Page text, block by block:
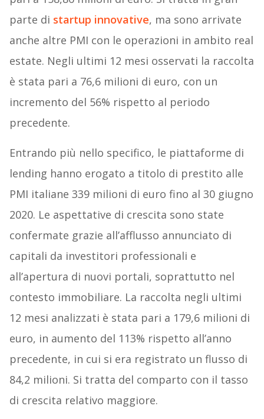
parte di startup innovative, ma sono arrivate
anche altre PMI con le operazioni in ambito real
estate. Negli ultimi 12 mesi osservati la raccolta
è stata pari a 76,6 milioni di euro, con un
incremento del 56% rispetto al periodo
precedente.
Entrando più nello specifico, le piattaforme di
lending hanno erogato a titolo di prestito alle
PMI italiane 339 milioni di euro fino al 30 giugno
2020. Le aspettative di crescita sono state
confermate grazie all’afflusso annunciato di
capitali da investitori professionali e
all’apertura di nuovi portali, soprattutto nel
contesto immobiliare. La raccolta negli ultimi
12 mesi analizzati è stata pari a 179,6 milioni di
euro, in aumento del 113% rispetto all’anno
precedente, in cui si era registrato un flusso di
84,2 milioni. Si tratta del comparto con il tasso
di crescita relativo maggiore.